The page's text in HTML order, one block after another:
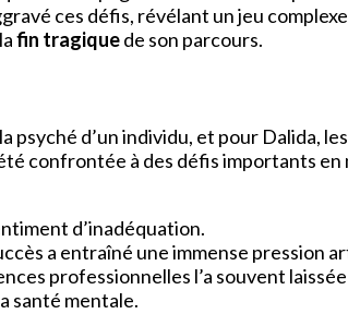
ces défis, révélant un jeu
fin tragiquede son parcours.
d’un individu, et pour Dalida,
confrontée à des défis importants
d’inadéquation.
a entraîné une immense pression
professionnelles l’a souvent
santé mentale.